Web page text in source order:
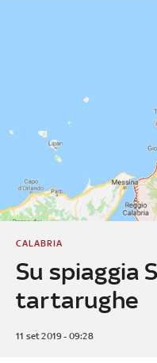
Su spiaggia
tartarughe
CALABRIA
11 set 2019 - 09:28